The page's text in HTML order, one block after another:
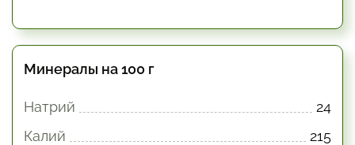
Минералы на 100 г
Натрий
24
Калий
215